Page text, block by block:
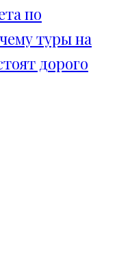
по
туры на
дорого